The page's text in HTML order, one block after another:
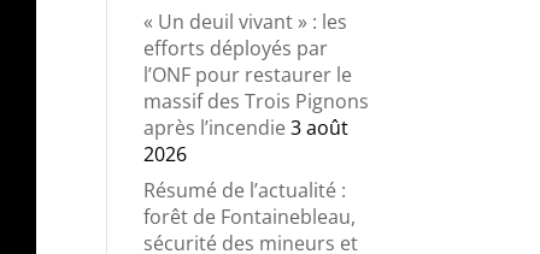
« Un deuil vivant » : les
efforts déployés par
l’ONF pour restaurer le
massif des Trois Pignons
après l’incendie3 août
2026
Résumé de l’actualité :
forêt de Fontainebleau,
sécurité des mineurs et